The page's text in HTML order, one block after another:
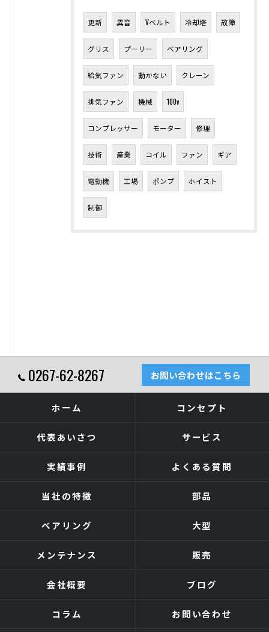
更新 異音 Vベルト 冷却塔 故障
グリス プーリー ベアリング
給気ファン 動かない クレーン
排気ファン 機械 100v
コンプレッサー モーター 修理
技術 産業 コイル ファン ギア
電動機 工場 ポンプ ホイスト
制御
0267-62-8267 お問い合わせはこちら
ホーム コンセプト
代表あいさつ サービス
実績事例 よくある質問
当社の特徴 部品
ベアリング 大型
メンテナンス 販売
会社概要 ブログ
コラム お問い合わせ